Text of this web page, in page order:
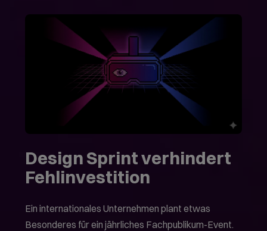
Design Sprint verhindert
Fehlinvestition
Ein internationales Unternehmen plant etwas
Besonderes für ein jährliches Fachpublikum-Event.